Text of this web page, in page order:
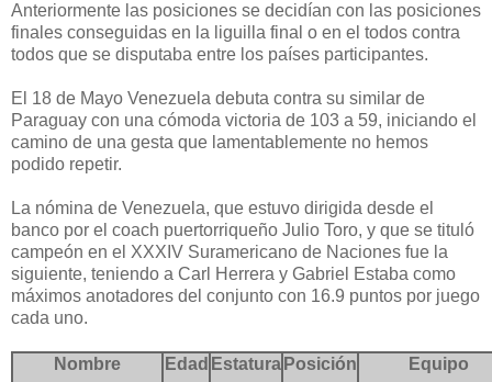
Anteriormente las posiciones se decidían con las posiciones
finales conseguidas en la liguilla final o en el todos contra
todos que se disputaba entre los países participantes.
El 18 de Mayo Venezuela debuta contra su similar de
Paraguay con una cómoda victoria de 103 a 59, iniciando el
camino de una gesta que lamentablemente no hemos
podido repetir.
La nómina de Venezuela, que estuvo dirigida desde el
banco por el coach puertorriqueño Julio Toro, y que se tituló
campeón en el XXXIV Suramericano de Naciones fue la
siguiente, teniendo a Carl Herrera y Gabriel Estaba como
máximos anotadores del conjunto con 16.9 puntos por juego
cada uno.
Nombre Edad Estatura Posición Equipo